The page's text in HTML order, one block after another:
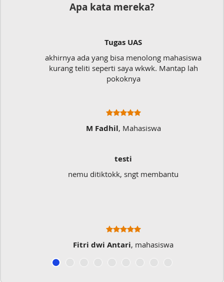
Apa kata mereka?
Tugas UAS
akhirnya ada yang bisa menolong mahasiswa
kurang teliti seperti saya wkwk. Mantap lah
pokoknya
M Fadhil, Mahasiswa
testi
nemu ditiktokk, sngt membantu
Fitri dwi Antari, mahasiswa